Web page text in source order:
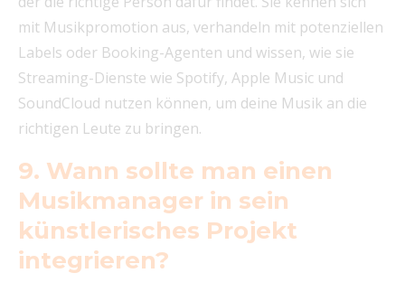
mit Musikpromotion aus, verhandeln mit potenziellen
Labels oder Booking-Agenten und wissen, wie sie
Streaming-Dienste wie Spotify, Apple Music und
SoundCloud nutzen können, um deine Musik an die
richtigen Leute zu bringen.
9. Wann sollte man einen
Musikmanager in sein
künstlerisches Projekt
integrieren?